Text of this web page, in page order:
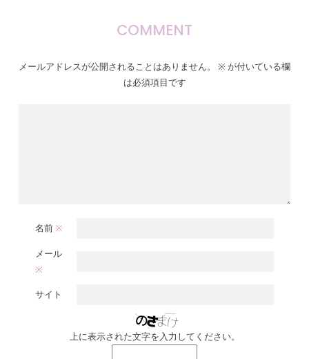
COMMENT
メールアドレスが公開されることはありません。 ※ が付いている欄
は必須項目です
名前 ※
メール
※
サイト
上に表示された文字を入力してください。